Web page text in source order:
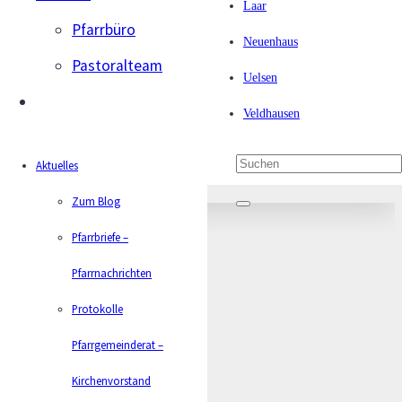
Pfarrbüro
Pastoralteam
Aktuelles
Zum Blog
Pfarrbriefe –
Pfarrnachrichten
Protokolle
Pfarrgemeinderat –
Kirchenvorstand
Laar
Neuenhaus
Uelsen
Veldhausen